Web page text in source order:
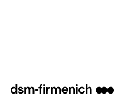
3FAO, 2018